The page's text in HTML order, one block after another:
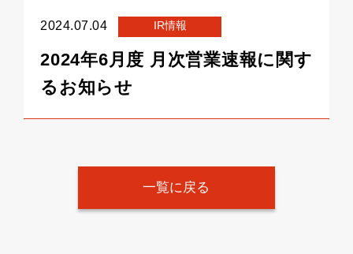
2024.07.04 IR情報
2024年6月度 月次営業速報に関す
るお知らせ
一覧に戻る